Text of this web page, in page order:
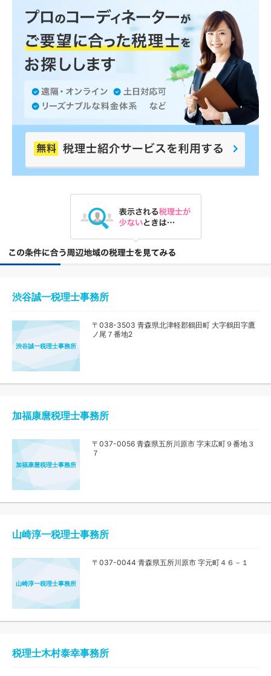
渋谷誠一税理士事務所
渋谷誠一税理士事務所
〒038-3503 青森県北津軽郡鶴田町 大字鶴田字鷹
ノ尾７番地2
加福康麿税理士事務所
加福康麿税理士事務所
〒037-0056 青森県五所川原市 字末広町９番地３
７
山崎淳一税理士事務所
山崎淳一税理士事務所
〒037-0044 青森県五所川原市 字元町４６－１
税理士木村泰幸事務所